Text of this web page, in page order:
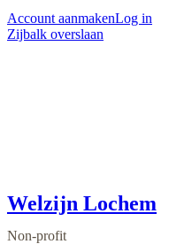
Account aanmakenLog in
Zijbalk overslaan
Welzijn Lochem
Non-profit